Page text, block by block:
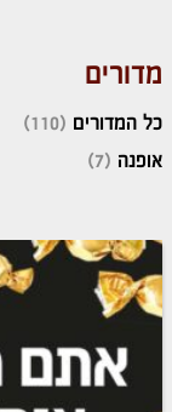
מדורים
כל המדורים (110)
אופנה (7)